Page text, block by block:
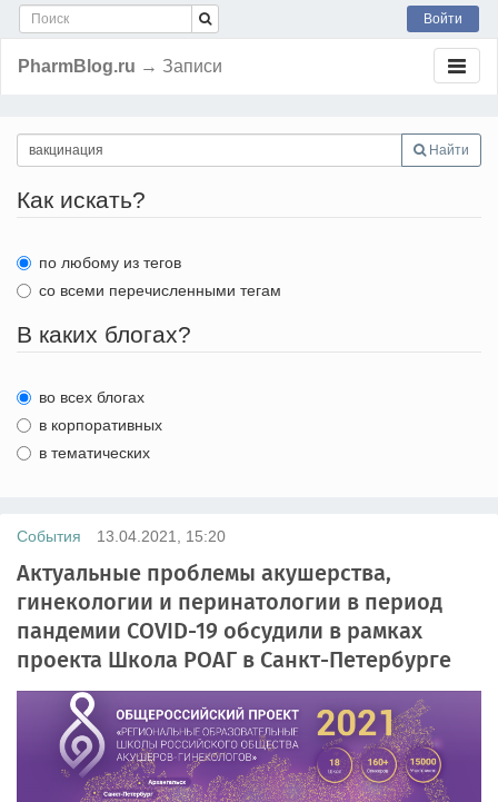
Войти
PharmBlog.ru → Записи
Найти
Как искать?
по любому из тегов
со всеми перечисленными тегам
В каких блогах?
во всех блогах
в корпоративных
в тематических
События 13.04.2021, 15:20
Актуальные проблемы акушерства,
гинекологии и перинатологии в период
пандемии COVID-19 обсудили в рамках
проекта Школа РОАГ в Санкт-Петербурге